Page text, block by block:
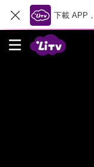
下載 APP